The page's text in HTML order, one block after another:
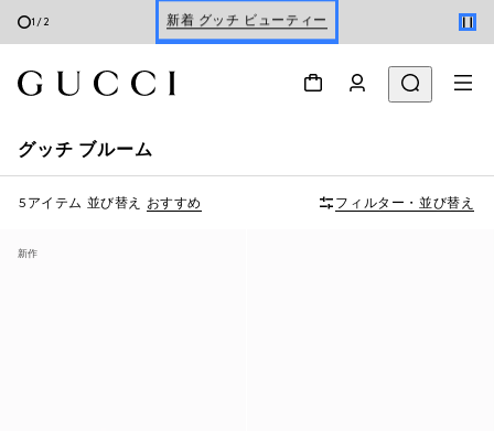
1 /2 Gucci Beauty ギフトセット
グッチ ブルーム
5アイテム 並び替え おすすめ フィルター・並び替え
新作